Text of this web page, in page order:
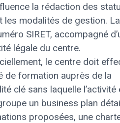
la rédaction des
les modalités de gestion. La
SIRET, accompagné
légale du centre.
le centre doit
de formation auprès de la
clé sans laquelle l’activité
un business plan
proposées, une